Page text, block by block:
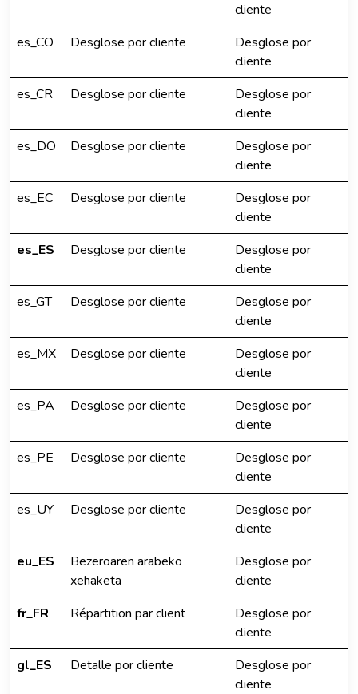
cliente
es_CO
Desglose por cliente
Desglose por
cliente
es_CR
Desglose por cliente
Desglose por
cliente
es_DO
Desglose por cliente
Desglose por
cliente
es_EC
Desglose por cliente
Desglose por
cliente
es_ES
Desglose por cliente
Desglose por
cliente
es_GT
Desglose por cliente
Desglose por
cliente
es_MX
Desglose por cliente
Desglose por
cliente
es_PA
Desglose por cliente
Desglose por
cliente
es_PE
Desglose por cliente
Desglose por
cliente
es_UY
Desglose por cliente
Desglose por
cliente
eu_ES
Bezeroaren arabeko
xehaketa
Desglose por
cliente
fr_FR
Répartition par client
Desglose por
cliente
gl_ES
Detalle por cliente
Desglose por
cliente